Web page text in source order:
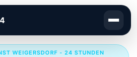
WEIGERSDORF - 24 STUNDEN